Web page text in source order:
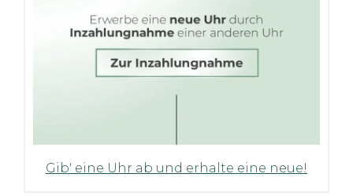
Gib' eine Uhr ab und erhalte eine neue!